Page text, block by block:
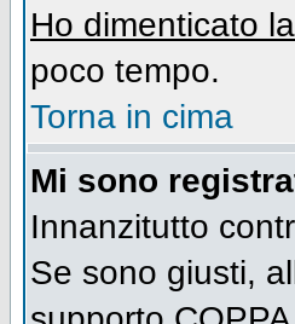
Ho dimenticato
poco tempo.
Torna in cima
Mi sono
Innanzitutto
Se sono giusti,